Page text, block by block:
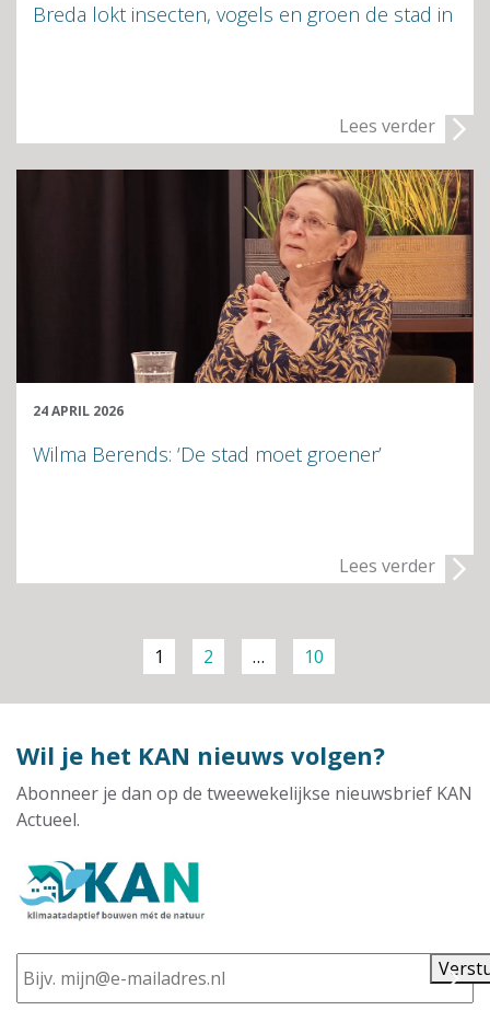
Breda lokt insecten, vogels en groen de stad in
Lees verder
24 APRIL 2026
Wilma Berends: ‘De stad moet groener’
Lees verder
1 2 … 10
Wil je het KAN nieuws volgen?
Abonneer je dan op de tweewekelijkse nieuwsbrief KAN
Actueel.
E-
mailadres